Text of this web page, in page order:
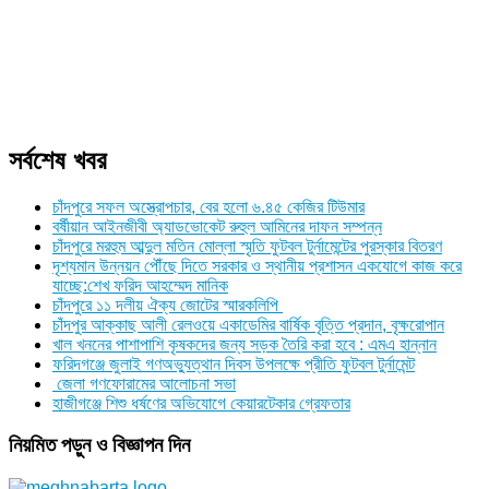
সর্বশেষ খবর
চাঁদপুরে সফল অস্ত্রোপচার, বের হলো ৬.৪৫ কেজির টিউমার
বর্ষীয়ান আইনজীবী অ্যাডভোকেট রুহুল আমিনের দাফন সম্পন্ন
চাঁদপুরে মরহুম আব্দুল মতিন মোল্লা স্মৃতি ফুটবল টুর্নামেন্টের পুরস্কার বিতরণ
দৃশ্যমান উন্নয়ন পৌঁছে দিতে সরকার ও স্থানীয় প্রশাসন একযোগে কাজ করে
যাচ্ছে:শেখ ফরিদ আহম্মেদ মানিক
চাঁদপুরে ১১ দলীয় ঐক্য জোটের স্মারকলিপি
চাঁদপুর আক্কাছ আলী রেলওয়ে একাডেমির বার্ষিক বৃত্তি প্রদান, বৃক্ষরোপান
খাল খননের পাশাপাশি কৃষকদের জন্য সড়ক তৈরি করা হবে : এমএ হান্নান
ফরিদগঞ্জে জুলাই গণঅভ্যুত্থান দিবস উপলক্ষে প্রীতি ফুটবল টুর্নামেন্ট
জেলা গণফোরামের আলোচনা সভা
হাজীগঞ্জে শিশু ধর্ষণের অভিযোগে কেয়ারটেকার গ্রেফতার
নিয়মিত পড়ুন ও বিজ্ঞাপন দিন